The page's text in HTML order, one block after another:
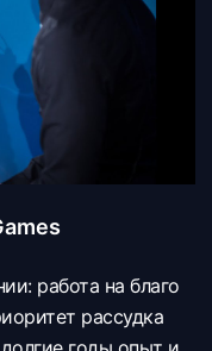
работа на благо
рассудка